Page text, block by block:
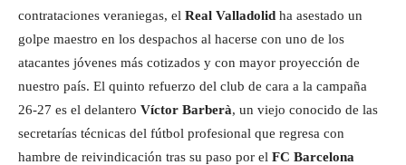
contrataciones veraniegas, el Real Valladolid ha asestado un
golpe maestro en los despachos al hacerse con uno de los
atacantes jóvenes más cotizados y con mayor proyección de
nuestro país. El quinto refuerzo del club de cara a la campaña
26-27 es el delantero Víctor Barberà, un viejo conocido de las
secretarías técnicas del fútbol profesional que regresa con
hambre de reivindicación tras su paso por el FC Barcelona